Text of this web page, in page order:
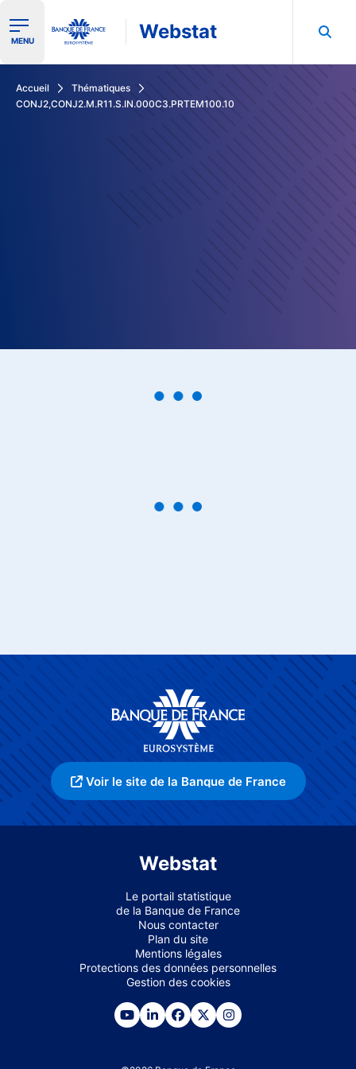
Ouvrir le menu de navigation
MENU Webstat
Accueil
Thématiques
CONJ2,CONJ2.M.R11.S.IN.000C3.PRTEM100.10
Voir le site de la Banque de France
Webstat
Le portail statistique
de la Banque de France
Nous contacter
Plan du site
Mentions légales
Protections des données personnelles
Gestion des cookies